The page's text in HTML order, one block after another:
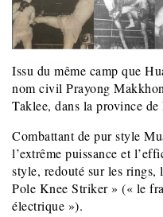
Issu du même camp que
nom civil Prayong
Taklee, dans la province
Combattant de pur style
l’extrême puissance et
style, redouté sur les
Pole Knee Striker » (« le
électrique »).